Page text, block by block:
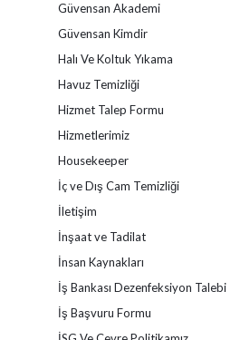
Güvensan Akademi
Güvensan Kimdir
Halı Ve Koltuk Yıkama
Havuz Temizliği
Hizmet Talep Formu
Hizmetlerimiz
Housekeeper
İç ve Dış Cam Temizliği
İletişim
İnşaat ve Tadilat
İnsan Kaynakları
İş Bankası Dezenfeksiyon Talebi
İş Başvuru Formu